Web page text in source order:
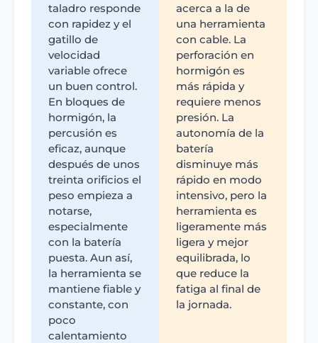
taladro responde
con rapidez y el
gatillo de
velocidad
variable ofrece
un buen control.
En bloques de
hormigón, la
percusión es
eficaz, aunque
después de unos
treinta orificios el
peso empieza a
notarse,
especialmente
con la batería
puesta. Aun así,
la herramienta se
mantiene fiable y
constante, con
poco
calentamiento
acerca a la de
una herramienta
con cable. La
perforación en
hormigón es
más rápida y
requiere menos
presión. La
autonomía de la
batería
disminuye más
rápido en modo
intensivo, pero la
herramienta es
ligeramente más
ligera y mejor
equilibrada, lo
que reduce la
fatiga al final de
la jornada.